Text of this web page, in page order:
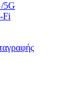
5G
Fi